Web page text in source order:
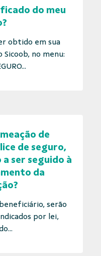
do meu
obtido em sua
no menu:
de
de seguro,
ser seguido à
da
serão
por lei,